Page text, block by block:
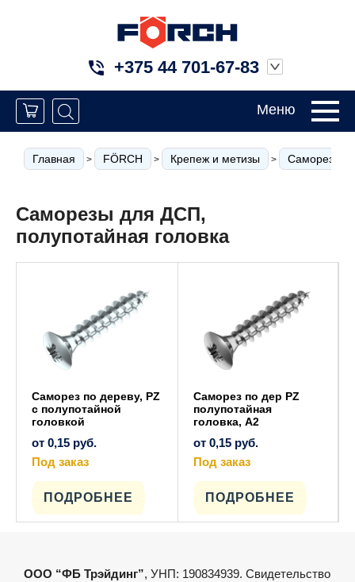
+375 44 701-67-83
Меню
Главная > FÖRCH > Крепеж и метизы > Саморезы
Саморезы для ДСП,
полупотайная головка
Саморез по дереву, PZ
c полупотайной
головкой
от 0,15 руб.
Под заказ
ПОДРОБНЕЕ
странице
Саморез по дер PZ
полупотайная
головка, A2
от 0,15 руб.
Под заказ
ПОДРОБНЕЕ
несколько
странице
ООО “ФБ Трэйдинг”, УНП: 190834939. Свидетельство